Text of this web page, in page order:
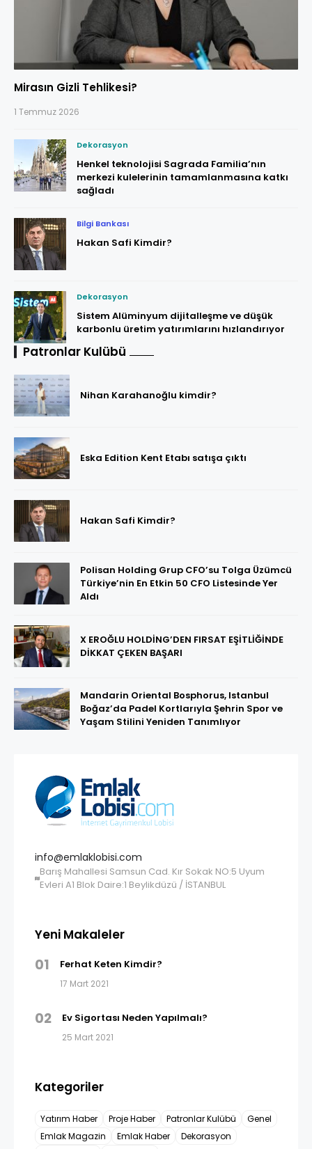
Mirasın Gizli Tehlikesi?
1 Temmuz 2026
Dekorasyon
Henkel teknolojisi Sagrada Familia’nın
merkezi kulelerinin tamamlanmasına katkı
sağladı
Bilgi Bankası
Hakan Safi Kimdir?
Dekorasyon
Sistem Alüminyum dijitalleşme ve düşük
karbonlu üretim yatırımlarını hızlandırıyor
Patronlar Kulübü
Nihan Karahanoğlu kimdir?
Eska Edition Kent Etabı satışa çıktı
Hakan Safi Kimdir?
Polisan Holding Grup CFO’su Tolga Üzümcü
Türkiye’nin En Etkin 50 CFO Listesinde Yer
Aldı
X EROĞLU HOLDİNG’DEN FIRSAT EŞİTLİĞİNDE
DİKKAT ÇEKEN BAŞARI
Mandarin Oriental Bosphorus, Istanbul
Boğaz’da Padel Kortlarıyla Şehrin Spor ve
Yaşam Stilini Yeniden Tanımlıyor
info@emlaklobisi.com
Barış Mahallesi Samsun Cad. Kır Sokak NO:5 Uyum
Evleri A1 Blok Daire:1 Beylikdüzü / İSTANBUL
Yeni Makaleler
01 Ferhat Keten Kimdir?
17 Mart 2021
02 Ev Sigortası Neden Yapılmalı?
25 Mart 2021
Kategoriler
Yatırım Haber Proje Haber Patronlar Kulübü
Genel
Emlak Magazin
Emlak Haber
Dekorasyon